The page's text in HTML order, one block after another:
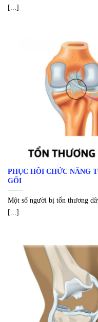
[...]
PHỤC HỒI CHỨC NĂNG
GỐI
Một số người bị tổn thương
[...]